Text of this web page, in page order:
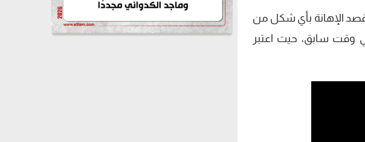
الإهانة بأي شكل من
وقت سابق، حيث اعتبر